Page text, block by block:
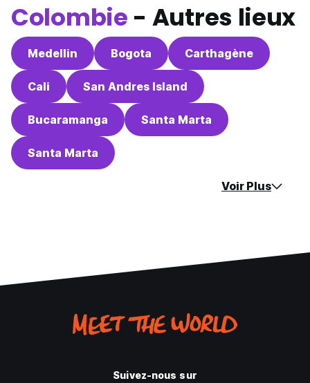
Colombie - Autres lieux
Medellin Bogota Carthagène
Cali San Andres Island
Bucaramanga Santa Marta
Santa Marta
Voir Plus
Suivez-nous sur